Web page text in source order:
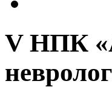
V НПК